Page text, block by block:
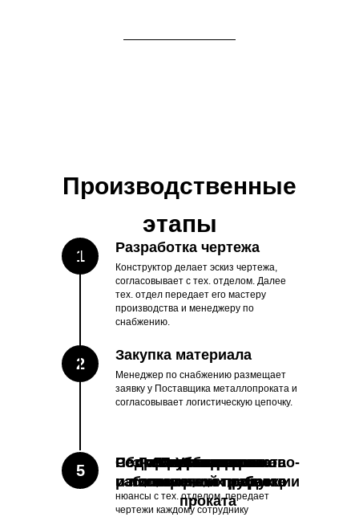
Закупка материала
Менеджер по снабжению размещает
заявку у Поставщика металлопроката и
согласовывает логистическую цепочку.
Конструктор делает эскиз чертежа,
согласовывает с тех. отделом. Далее
тех. отдел передает его мастеру
производства и менеджеру по
снабжению.
Разработка чертежа
Мастер цеха обсуждает детали и
нюансы с тех. отделом, передает
чертежи каждому сотруднику
Резка трубного проката
Подготовка к
изготовлению продукции
Производственные
этапы
1
2
4
3 Упаковка
11 Сборка
10
Подготовка к порошково-
полимерной покраске
9 Горячая оцинковка
8
Зачистка после
сварочных работ
7
Сборочно-сварочные
работы
6
Лазерная резка
листового и трубного
проката
5